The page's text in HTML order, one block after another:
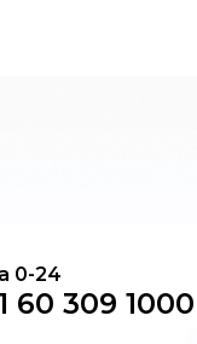
0-24
60 309 1000